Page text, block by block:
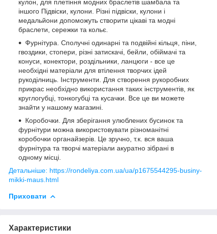
кулон, для плетіння модних браслетів шамбала та
іншого Підвіски, кулони. Різні підвіски, кулони і
медальйони допоможуть створити цікаві та модні
браслети, сережки та кольє.
Фурнітура. Сполучні одинарні та подвійні кільця, піни,
гвоздики, стопери, різні затискачі, бейли, обіймачі та
конуси, конектори, роздільники, ланцюги - все це
необхідні матеріали для втілення творчих ідей
рукоділниць. Інструменти. Для створення рукоробних
прикрас необхідно використання таких інструментів, як
круглогубці, тонкогубці та кусачки. Все це ви можете
знайти у нашому магазині.
Коробочки. Для зберігання улюблених бусинок та
фурнітури можна використовувати різноманітні
коробочки органайзерів. Це зручно, т.к. вся ваша
фурнітура та творчі матеріали акуратно зібрані в
одному місці.
Детальніше: https://rondeliya.com.ua/ua/p1675544295-businy-
mikki-maus.html
Приховати
Характеристики